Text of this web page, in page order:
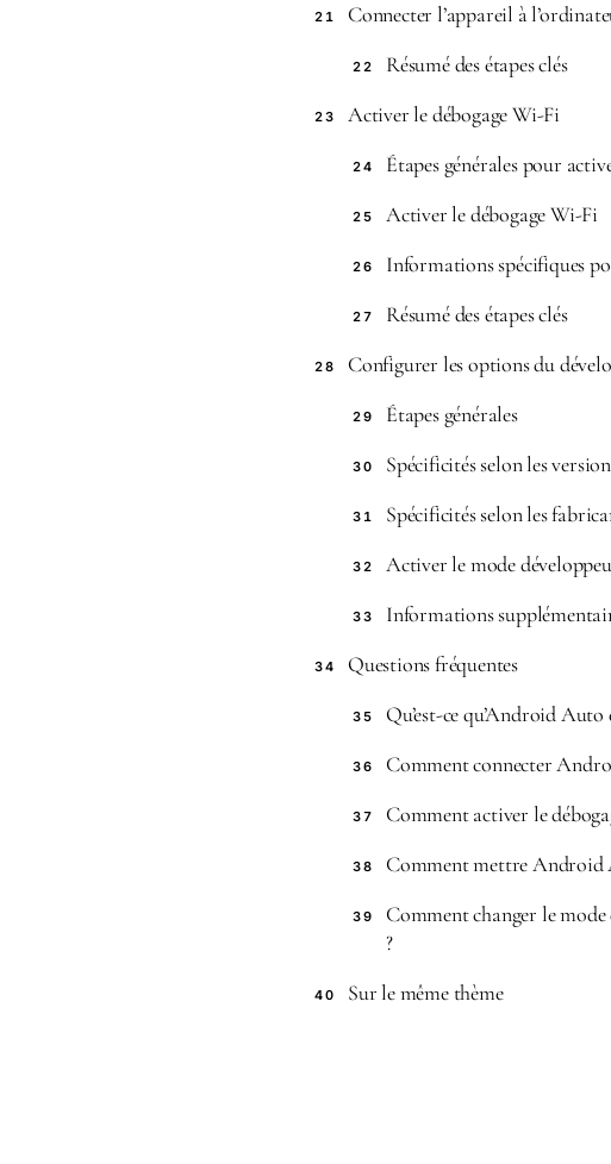
21 Connecter l’appareil à
22 Résumé des étapes clés
23 Activer le débogage Wi-Fi
24 Étapes générales pour
25 Activer le débogage Wi-Fi
26 Informations spécifiques
27 Résumé des étapes clés
28 Configurer les options du
29 Étapes générales
30 Spécificités selon les
31 Spécificités selon les
32 Activer le mode
33 Informations
34 Questions fréquentes
35 Qu’est-ce qu’Android
36 Comment connecter
37 Comment activer le
38 Comment mettre Android
39
Comment changer le
?
40 Sur le même thème